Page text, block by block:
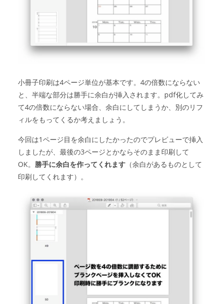
小冊子印刷は4ページ単位が基本です。4の倍数にならない
と、半端な部分は勝手に余白が挿入されます。pdf化してみ
て4の倍数にならない場合、余白にしてしまうか、別のリフ
ィルをもってくるか考えましょう。
今回は1ページ目を余白にしたかったのでプレビューで挿入
しましたが、最後の3ページとかならそのまま印刷して
OK。 勝手に余白を作ってくれます （余白があるものとして
印刷してくれます）。